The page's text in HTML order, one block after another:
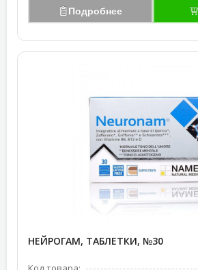
Подробнее
НЕЙРОГАМ, ТАБЛЕТКИ, №30